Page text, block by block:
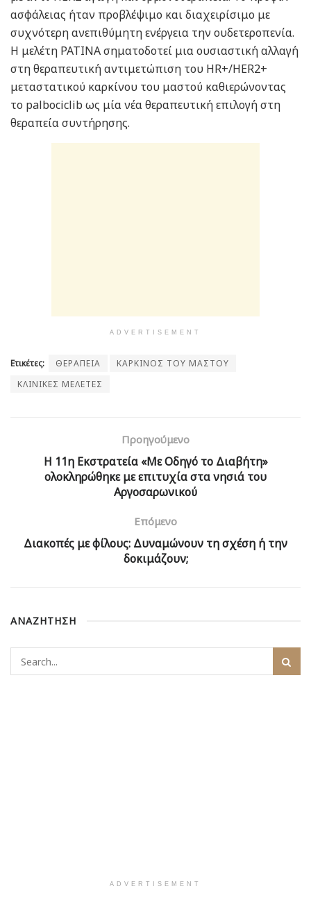
ασφάλειας ήταν προβλέψιμο και διαχειρίσιμο με
συχνότερη ανεπιθύμητη ενέργεια την ουδετεροπενία.
Η μελέτη PATINA σηματοδοτεί μια ουσιαστική αλλαγή
στη θεραπευτική αντιμετώπιση του HR+/HER2+
μεταστατικού καρκίνου του μαστού καθιερώνοντας
το palbociclib ως μία νέα θεραπευτική επιλογή στη
θεραπεία συντήρησης.
ADVERTISEMENT
Ετικέτες: ΘΕΡΑΠΕΙΑ
ΚΑΡΚΙΝΟΣ ΤΟΥ ΜΑΣΤΟΥ
ΚΛΙΝΙΚΕΣ ΜΕΛΕΤΕΣ
Προηγούμενο
Η 11η Εκστρατεία «Με Οδηγό το Διαβήτη»
ολοκληρώθηκε με επιτυχία στα νησιά του
Αργοσαρωνικού
Επόμενο
Διακοπές με φίλους: Δυναμώνουν τη σχέση ή την
δοκιμάζουν;
ΑΝΑΖΗΤΗΣΗ
ADVERTISEMENT